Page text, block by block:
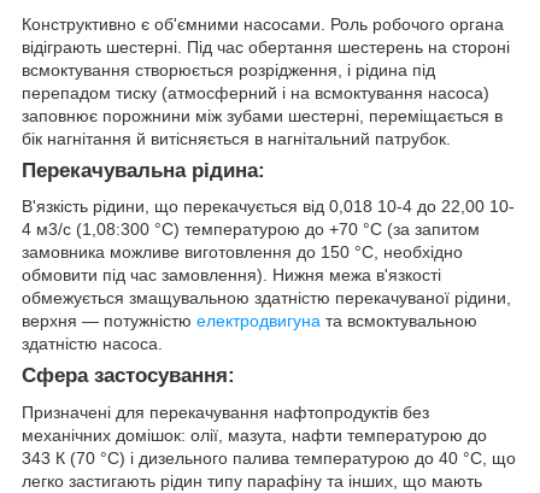
Конструктивно є об'ємними насосами. Роль робочого органа
відіграють шестерні. Під час обертання шестерень на стороні
всмоктування створюється розрідження, і рідина під
перепадом тиску (атмосферний і на всмоктування насоса)
заповнює порожнини між зубами шестерні, переміщається в
бік нагнітання й витісняється в нагнітальний патрубок.
Перекачувальна рідина:
В'язкість рідини, що перекачується від 0,018 10-4 до 22,00 10-
4 м3/с (1,08:300 °C) температурою до +70 °C (за запитом
замовника можливе виготовлення до 150 °C, необхідно
обмовити під час замовлення). Нижня межа в'язкості
обмежується змащувальною здатністю перекачуваної рідини,
верхня — потужністю електродвигуна та всмоктувальною
здатністю насоса.
Сфера застосування:
Призначені для перекачування нафтопродуктів без
механічних домішок: олії, мазута, нафти температурою до
343 К (70 °C) і дизельного палива температурою до 40 °C, що
легко застигають рідин типу парафіну та інших, що мають